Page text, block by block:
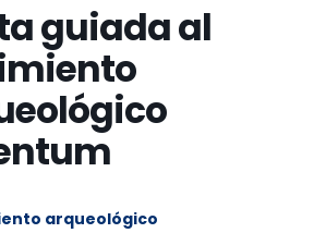
guiada al
arqueológico